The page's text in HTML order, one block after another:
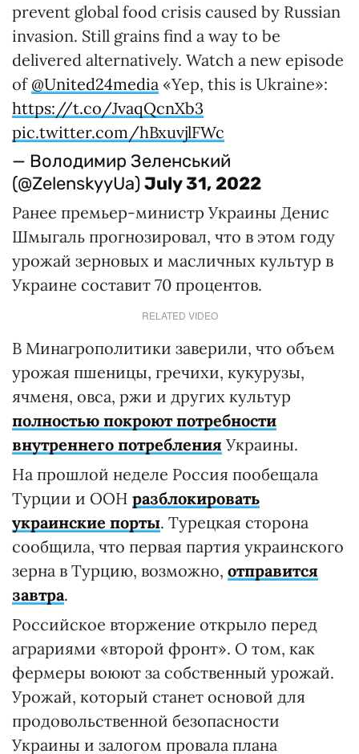
prevent global food crisis caused by Russian
invasion. Still grains find a way to be
delivered alternatively. Watch a new episode
of @United24media «Yep, this is Ukraine»:
https://t.co/JvaqQcnXb3
pic.twitter.com/hBxuvjlFWc
— Володимир Зеленський
(@ZelenskyyUa)July 31, 2022
Ранее премьер-министр Украины Денис
Шмыгаль прогнозировал, что в этом году
урожай зерновых и масличных культур в
Украине составит 70 процентов.
RELATED VIDEO
В Минагрополитики заверили, что объем
урожая пшеницы, гречихи, кукурузы,
ячменя, овса, ржи и других культур
полностью покроют потребности
внутреннего потребления Украины.
На прошлой неделе Россия пообещала
Турции и ООН разблокировать
украинские порты. Турецкая сторона
сообщила, что первая партия украинского
зерна в Турцию, возможно, отправится
завтра.
Российское вторжение открыло перед
аграриями «второй фронт». О том, как
фермеры воюют за собственный урожай.
Урожай, который станет основой для
продовольственной безопасности
Украины и залогом провала плана